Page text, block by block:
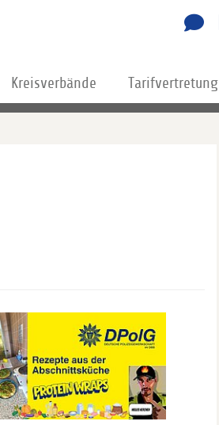
Kreisverbände Tarifvertretung